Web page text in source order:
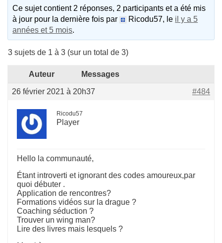
Ce sujet contient 2 réponses, 2 participants et a été mis
à jour pour la dernière fois par
Ricodu57, le il y a 5
années et 5 mois.
3 sujets de 1 à 3 (sur un total de 3)
Auteur Messages
26 février 2021 à 20h37 #484
Ricodu57
Player
Hello la communauté,
Étant introverti et ignorant des codes amoureux,par
quoi débuter .
Application de rencontres?
Formations vidéos sur la drague ?
Coaching séduction ?
Trouver un wing man?
Lire des livres mais lesquels ?